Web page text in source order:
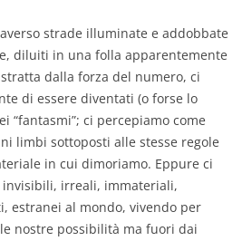
strade illuminate e addobbate
diluiti in una folla apparentemente
dalla forza del numero, ci
di essere diventati (o forse lo
“fantasmi”; ci percepiamo come
limbi sottoposti alle stesse regole
in cui dimoriamo. Eppure ci
irreali, immateriali,
estranei al mondo, vivendo per
nostre possibilità ma fuori dai